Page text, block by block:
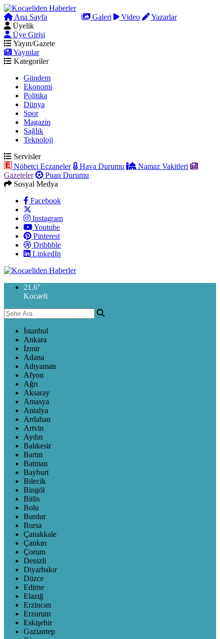
Ana Sayfa Galeri Video
Yazarlar
Üyelik
Üye Girişi
Yayın/Gazete
Yayınlar
Kategoriler
Gündem
Ekonomi
Politika
Dünya
Spor
Magazin
Sağlık
Teknoloji
Servisler
Nöbetçi Eczaneler
Hava Durumu
Namaz Vakitleri
Gazeteler
Puan Durumu
Sosyal Medya
Facebook
Instagram
Youtube
Pinterest
Dribbble
LinkedIn
21.6°
Kocaeli
İstanbul
Ankara
İzmir
Adana
Adıyaman
Afyon
Ağrı
Aksaray
Amasya
Antalya
Ardahan
Artvin
Aydın
Balıkesir
Bartın
Batman
Bayburt
Bilecik
Bingöl
Bitlis
Bolu
Burdur
Bursa
Çanakkale
Çankırı
Çorum
Denizli
Diyarbakır
Düzce
Edirne
Elazığ
Erzincan
Erzurum
Eskişehir
Gaziantep